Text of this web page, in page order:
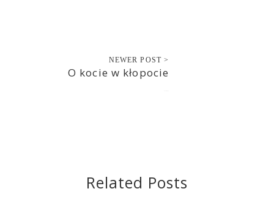
NEWER POST >
O kocie w kłopocie
Related Posts